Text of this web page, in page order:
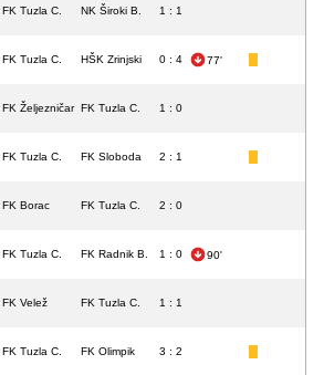
FK Tuzla C. NK Široki B. 1 : 1
FK Tuzla C. HŠK Zrinjski 0 : 4 77'
FK Željezničar FK Tuzla C. 1 : 0
FK Tuzla C. FK Sloboda 2 : 1
FK Borac FK Tuzla C. 2 : 0
FK Tuzla C. FK Radnik B. 1 : 0 90'
FK Velež FK Tuzla C. 1 : 1
FK Tuzla C. FK Olimpik 3 : 2